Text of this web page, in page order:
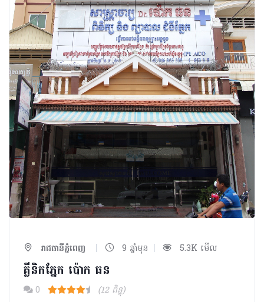
រាជធានីភ្នំពេញ | 9 ឆ្នាំមុន | 5.3K មើល
គ្លីនិកភ្នែក ប៉ោក ធន
0 (12 ពិន្ទុ)